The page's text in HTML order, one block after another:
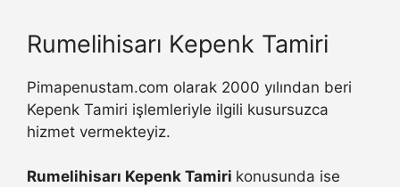
Rumelihisarı Kepenk Tamiri
Pimapenustam.com olarak 2000 yılından beri
Kepenk Tamiri işlemleriyle ilgili kusursuzca
hizmet vermekteyiz.
Rumelihisarı Kepenk Tamiri konusunda ise